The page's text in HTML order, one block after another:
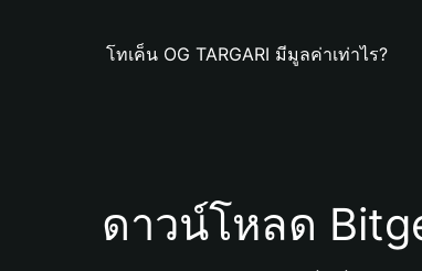
โทเค็น OG TARGARI มีมูลค่าเท่าไร?
ดาวน์โหลด